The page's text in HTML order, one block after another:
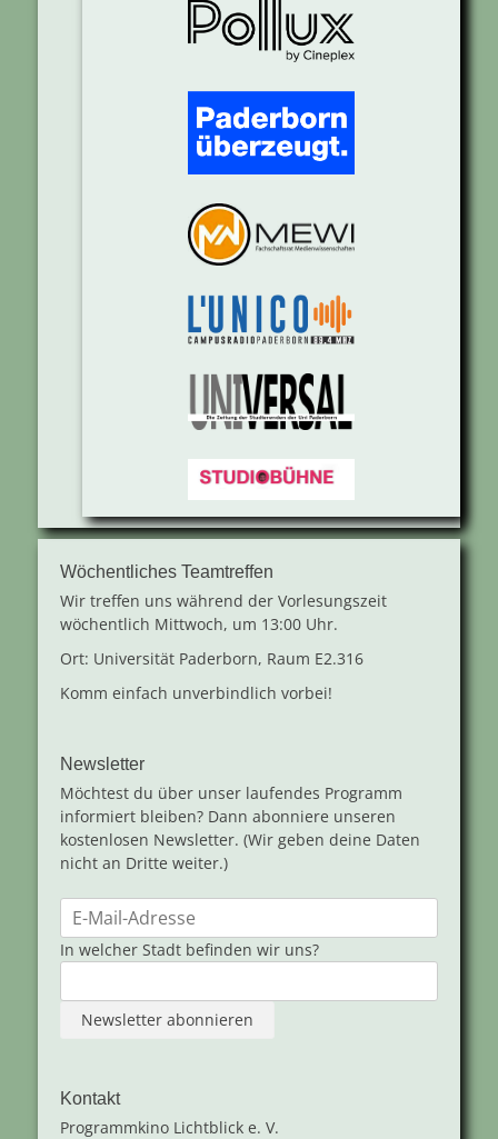
Wöchentliches Teamtreffen
Wir treffen uns während der Vorlesungszeit
wöchentlich Mittwoch, um 13:00 Uhr.
Ort: Universität Paderborn, Raum E2.316
Komm einfach unverbindlich vorbei!
Newsletter
Möchtest du über unser laufendes Programm
informiert bleiben? Dann abonniere unseren
kostenlosen Newsletter. (Wir geben deine Daten
nicht an Dritte weiter.)
In welcher Stadt befinden wir uns?
Kontakt
Programmkino Lichtblick e. V.